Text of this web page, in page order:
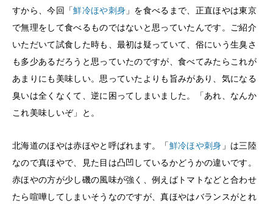
すから、今回「鮮冷ほや刺身 」を食べるまで、正直ほやは東京
で無理をして食べるものではないと思っていたんです。ご紹介
いただいて試食した時も、最初は疑っていて、俗にいう生臭さ
も多少あるだろうと思っていたのですが、食べてみたらこれが
あまりにも美味しい。思っていたよりも旨みがあり、気になる
臭いは全くなくて、逆に困ってしまいました。「あれ、なんか
これ美味しいぞ」と。
北海道のほやは赤ほやと呼ばれます。「鮮冷ほや刺身 」は三陸
なので真ほやで、見た目は凸凹しているかどうかの違いです。
赤ほやの方が少し磯の風味が強く、例えばトマトなどと合わせ
たら喧嘩してしまいそうなのですが、真ほやはバランスがとれ